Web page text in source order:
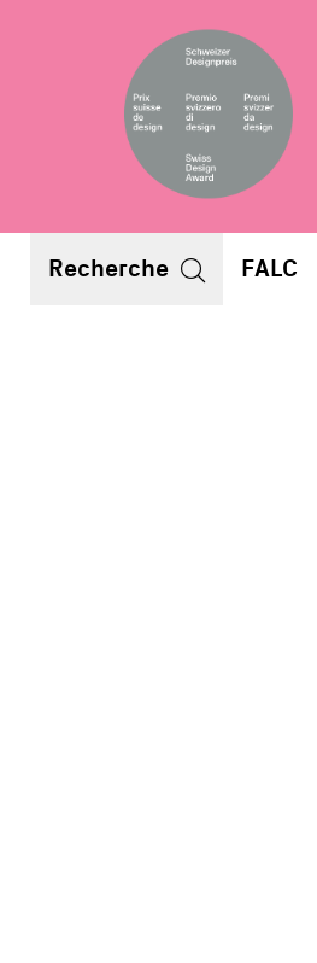
Recherche FALC